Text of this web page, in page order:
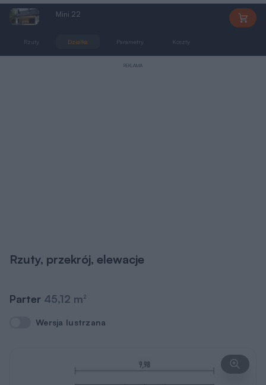
Mini 22
Rzuty Działka Parametry Koszty
REKLAMA
Rzuty, przekrój, elewacje
Parter 45,12 m2
Wersja lustrzana
Wersja lustrzana